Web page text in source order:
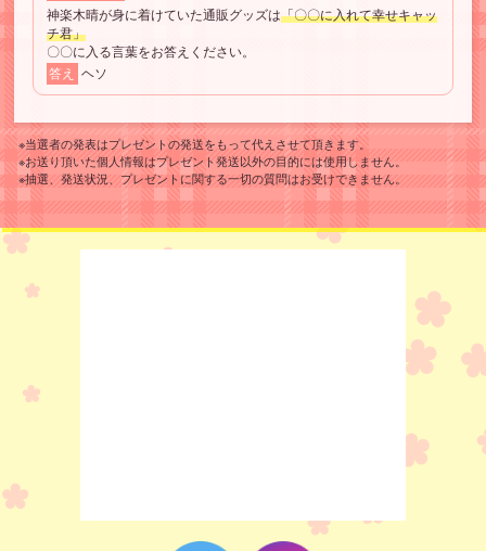
神楽木晴が身に着けていた通販グッズは「〇〇に入れて幸せキャッ
チ君」
〇〇に入る言葉をお答えください。
答え
ヘソ
※当選者の発表はプレゼントの発送をもって代えさせて頂きます。
※お送り頂いた個人情報はプレゼント発送以外の目的には使用しません。
※抽選、発送状況、プレゼントに関する一切の質問はお受けできません。